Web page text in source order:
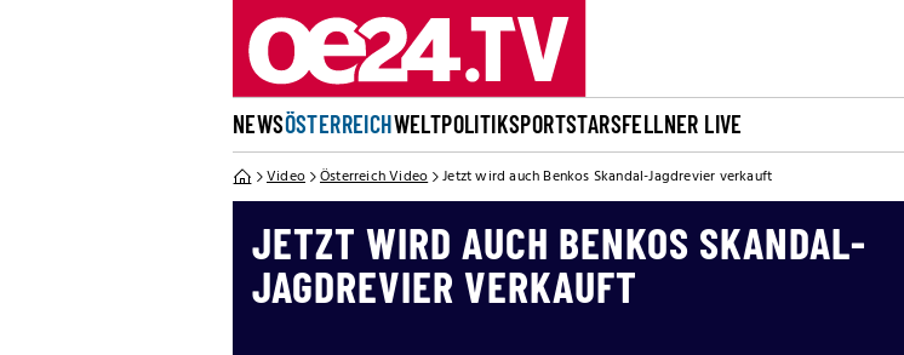
NEWSÖSTERREICHWELTPOLITIKSPORTSTARSFELLNER LIVE
Video Österreich Video Jetzt wird auch Benkos Skandal-Jagdrevier verkauft
JETZT WIRD AUCH BENKOS SKANDAL-
JAGDREVIER VERKAUFT